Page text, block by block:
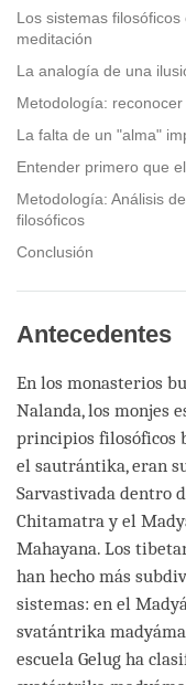
Los sistemas
meditación
La analogía de una
Metodología:
La falta de un "alma"
Entender primero que
Metodología: Análisis
filosóficos
Conclusión
Antecedentes
En los monasterios
Nalanda, los monjes
principios filosóficos
el sautrántika, eran
Sarvastivada dentro
Chitamatra y el
Mahayana. Los
han hecho más
sistemas: en el
svatántrika
escuela Gelug ha